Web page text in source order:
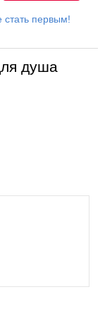
стать первым!
душа